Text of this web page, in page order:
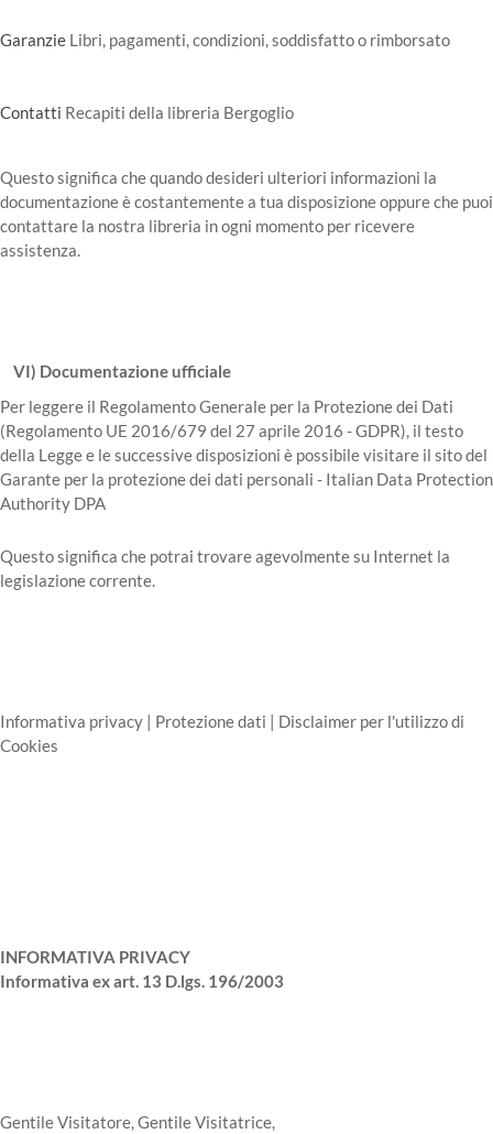
Garanzie Libri, pagamenti, condizioni, soddisfatto o rimborsato
Contatti Recapiti della libreria Bergoglio
Questo significa che quando desideri ulteriori informazioni la
documentazione è costantemente a tua disposizione oppure che puoi
contattare la nostra libreria in ogni momento per ricevere
assistenza.
VI) Documentazione ufficiale
Per leggere il Regolamento Generale per la Protezione dei Dati
(Regolamento UE 2016/679 del 27 aprile 2016 - GDPR), il testo
della Legge e le successive disposizioni è possibile visitare il sito del
Garante per la protezione dei dati personali - Italian Data Protection
Authority DPA
Questo significa che potrai trovare agevolmente su Internet la
legislazione corrente.
Informativa privacy | Protezione dati | Disclaimer per l'utilizzo di
Cookies
INFORMATIVA PRIVACY
Informativa ex art. 13 D.lgs. 196/2003
Gentile Visitatore, Gentile Visitatrice,